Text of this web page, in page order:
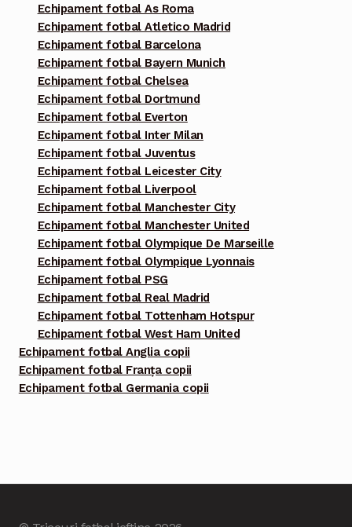
Echipament fotbal As Roma
Echipament fotbal Atletico Madrid
Echipament fotbal Barcelona
Echipament fotbal Bayern Munich
Echipament fotbal Chelsea
Echipament fotbal Dortmund
Echipament fotbal Everton
Echipament fotbal Inter Milan
Echipament fotbal Juventus
Echipament fotbal Leicester City
Echipament fotbal Liverpool
Echipament fotbal Manchester City
Echipament fotbal Manchester United
Echipament fotbal Olympique De Marseille
Echipament fotbal Olympique Lyonnais
Echipament fotbal PSG
Echipament fotbal Real Madrid
Echipament fotbal Tottenham Hotspur
Echipament fotbal West Ham United
Echipament fotbal Anglia copii
Echipament fotbal Franța copii
Echipament fotbal Germania copii